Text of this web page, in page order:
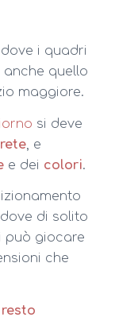
i quadri
quello
maggiore.
si deve
, e
e dei colori.
di solito
può giocare
che